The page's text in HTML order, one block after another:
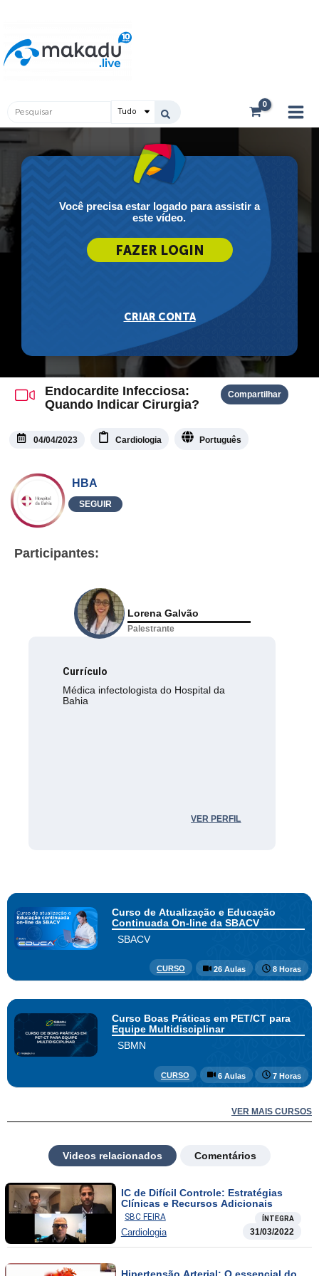
conteúdo
Pesquisar
...
Você precisa estar logado para assistir a
este vídeo.
Endocardite Infecciosa:
Quando Indicar Cirurgia?
Compartilhar
04/04/2023 Cardiologia Português
HBA
SEGUIR
Participantes:
Lorena Galvão
Palestrante
Currículo
Médica infectologista do Hospital da
Bahia
VER PERFIL
Curso de Atualização e Educação
Continuada On-line da SBACV
SBACV
CURSO 26 Aulas 8 Horas
Curso Boas Práticas em PET/CT para
Equipe Multidisciplinar
SBMN
CURSO 6 Aulas 7 Horas
VER MAIS CURSOS
Videos relacionados Comentários
IC de Difícil Controle: Estratégias
Clínicas e Recursos Adicionais
SBC FEIRA ÍNTEGRA
Cardiologia 31/03/2022
Hipertensão Arterial: O essencial do